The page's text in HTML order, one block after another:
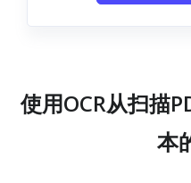
使用OCR从扫描
本